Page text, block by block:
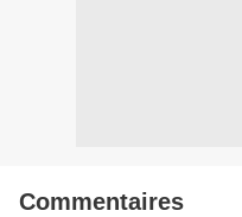
Commentaires